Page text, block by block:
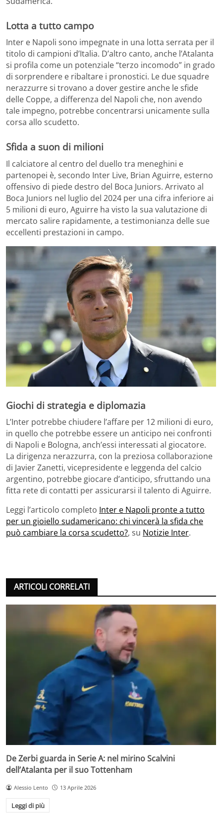
Lotta a tutto campo
Inter e Napoli sono impegnate in una lotta serrata per il
titolo di campioni d’Italia. D’altro canto, anche l’Atalanta
si profila come un potenziale “terzo incomodo” in grado
di sorprendere e ribaltare i pronostici. Le due squadre
nerazzurre si trovano a dover gestire anche le sfide
delle Coppe, a differenza del Napoli che, non avendo
tale impegno, potrebbe concentrarsi unicamente sulla
corsa allo scudetto.
Sfida a suon di milioni
Il calciatore al centro del duello tra meneghini e
partenopei è, secondo Inter Live, Brian Aguirre, esterno
offensivo di piede destro del Boca Juniors. Arrivato al
Boca Juniors nel luglio del 2024 per una cifra inferiore ai
5 milioni di euro, Aguirre ha visto la sua valutazione di
mercato salire rapidamente, a testimonianza delle sue
eccellenti prestazioni in campo.
Giochi di strategia e diplomazia
L’Inter potrebbe chiudere l’affare per 12 milioni di euro,
in quello che potrebbe essere un anticipo nei confronti
di Napoli e Bologna, anch’essi interessati al giocatore.
La dirigenza nerazzurra, con la preziosa collaborazione
di Javier Zanetti, vicepresidente e leggenda del calcio
argentino, potrebbe giocare d’anticipo, sfruttando una
fitta rete di contatti per assicurarsi il talento di Aguirre.
Leggi l’articolo completo Inter e Napoli pronte a tutto
per un gioiello sudamericano: chi vincerà la sfida che
può cambiare la corsa scudetto?, su Notizie Inter.
ARTICOLI CORRELATI
De Zerbi guarda in Serie A: nel mirino Scalvini
dell’Atalanta per il suo Tottenham
Alessio Lento 13 Aprile 2026
Leggi di più